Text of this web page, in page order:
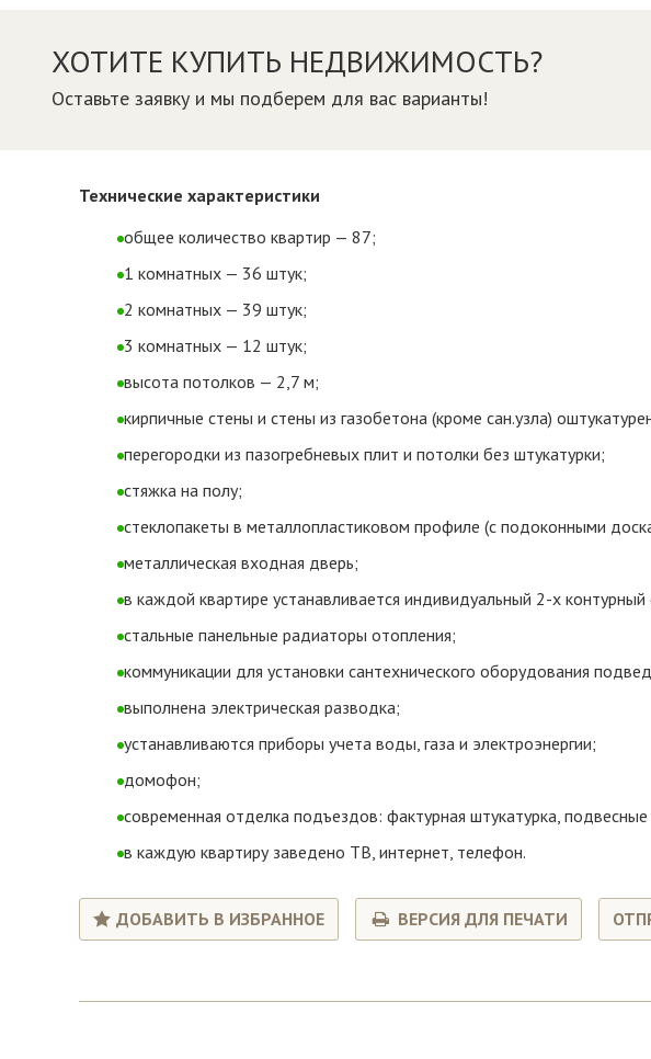
ХОТИТЕ КУПИТЬ НЕДВИЖИМОСТЬ?
Оставьте заявку и мы подберем для вас варианты!
Технические характеристики
общее количество квартир — 87;
1 комнатных — 36 штук;
2 комнатных — 39 штук;
3 комнатных — 12 штук;
высота потолков — 2,7 м;
кирпичные стены и стены из газобетона (кроме сан.узла)
перегородки из пазогребневых плит и потолки без штукатурки;
стяжка на полу;
стеклопакеты в металлопластиковом профиле (с подоконными
металлическая входная дверь;
в каждой квартире устанавливается индивидуальный 2-х
стальные панельные радиаторы отопления;
коммуникации для установки сантехнического оборудования
выполнена электрическая разводка;
устанавливаются приборы учета воды, газа и электроэнергии;
домофон;
современная отделка подъездов: фактурная штукатурка,
в каждую квартиру заведено ТВ, интернет, телефон.
ДОБАВИТЬ В ИЗБРАННОЕ ВЕРСИЯ ДЛЯ ПЕЧАТИ